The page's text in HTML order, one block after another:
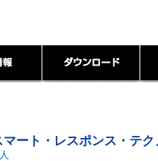
ート・レスポンス・テク